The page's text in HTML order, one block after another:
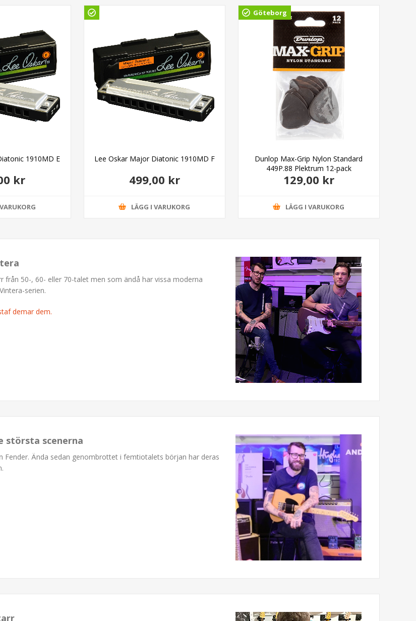
1910MD E
kr
Lee Oskar Major Diatonic 1910MD F
499,00 kr
LÄGG I VARUKORG
Göteborg
Dunlop Max-Grip Nylon Standard
449P.88 Plektrum 12-pack
129,00 kr
LÄGG I VARUKORG
50-, 60- eller 70-talet men som ändå har vissa moderna
serien.
demar dem.
största scenerna
Ända sedan genombrottet i femtiotalets början har deras